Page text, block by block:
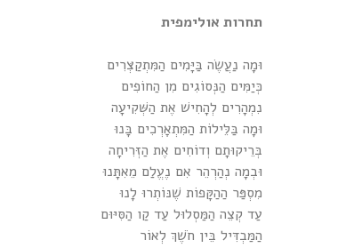
תחרות אולימפית
וּמָה נַעֲשֶׂה בַּיָּמִים הַמִּתְקַצְּרִים
כְּיַמִּים הַנְּסוֹגִים מִן הַחוֹפִים
נִמְהָרִים לְהָחִישׁ אֶת הַשְּׁקִיעָה
וּמָה בַּלֵּילוֹת הַמִּתְאָרְכִים בָּנוּ
בְּרֵיקוּתָם וְדוֹחִים אֶת הַזְּרִיחָה
וּבְמָה נְהַרְהֵר אִם נֶעֱלַם מֵאִתָּנוּ
מִסְפַּר הַהַקָּפוֹת שֶׁנּוֹתְרוּ לָנוּ
עַד קְצֵה הַמַּסְלוּל עַד קַו הַסִּיּוּם
הַמַּבְדִּיל בֵּין חֹשֶׁךְ לְאוֹר